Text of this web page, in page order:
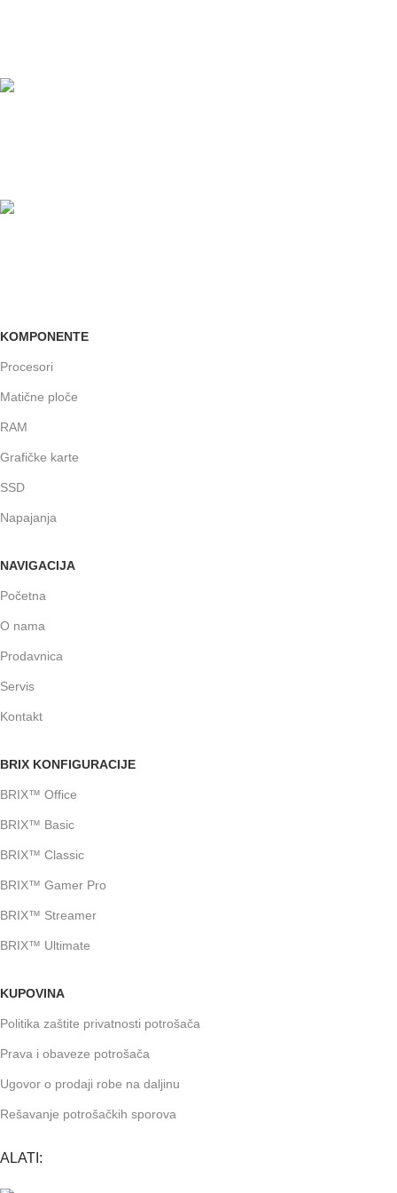
KOMPONENTE
Procesori
Matične ploče
RAM
Grafičke karte
SSD
Napajanja
NAVIGACIJA
Početna
O nama
Prodavnica
Servis
Kontakt
BRIX KONFIGURACIJE
BRIX™ Office
BRIX™ Basic
BRIX™ Classic
BRIX™ Gamer Pro
BRIX™ Streamer
BRIX™ Ultimate
KUPOVINA
Politika zaštite privatnosti potrošača
Prava i obaveze potrošača
Ugovor o prodaji robe na daljinu
Rešavanje potrošačkih sporova
ALATI: